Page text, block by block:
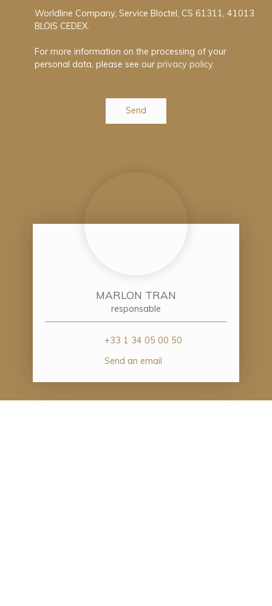
Worldline Company, Service Bloctel, CS 61311, 41013
BLOIS CEDEX.
For more information on the processing of your
personal data, please see our privacy policy.
Send
MARLON TRAN
responsable
+33 1 34 05 00 50
Send an email